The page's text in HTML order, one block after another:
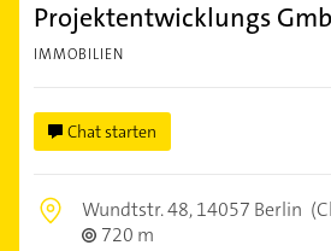
Projektentwicklungs
IMMOBILIEN
Chat starten
Wundtstr. 48,14057 Berlin
720 m